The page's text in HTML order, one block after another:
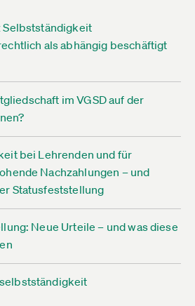
Selbstständigkeit
als abhängig beschäftigt
im VGSD auf der
bei Lehrenden und für
Nachzahlungen – und
Statusfeststellung
Neue Urteile – und was diese